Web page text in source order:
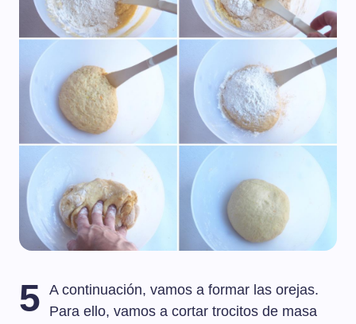
5
A continuación, vamos a formar las orejas.
Para ello, vamos a cortar trocitos de masa